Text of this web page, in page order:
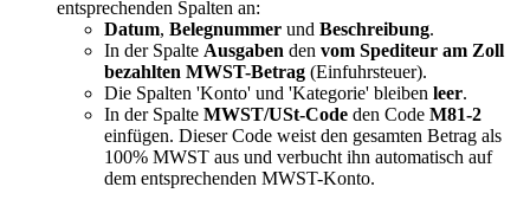
entsprechenden Spalten an:
Datum, Belegnummer und Beschreibung.
In der Spalte Ausgaben den vom Spediteur am Zoll
bezahlten MWST-Betrag (Einfuhrsteuer).
Die Spalten 'Konto' und 'Kategorie' bleiben leer.
In der Spalte MWST/USt-Code den Code M81-2
einfügen. Dieser Code weist den gesamten Betrag als
100% MWST aus und verbucht ihn automatisch auf
dem entsprechenden MWST-Konto.